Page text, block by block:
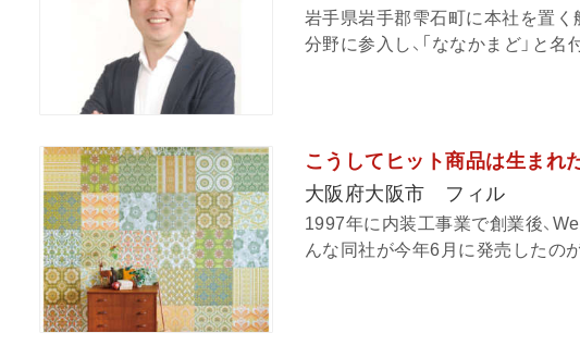
岩手県岩手郡雫石町に本社を置く
分野に参入し、「ななかまど」と
こうしてヒット商品は生まれ
大阪府大阪市 フィル
1997年に内装工事業で創業後、
んな同社が今年6月に発売したの